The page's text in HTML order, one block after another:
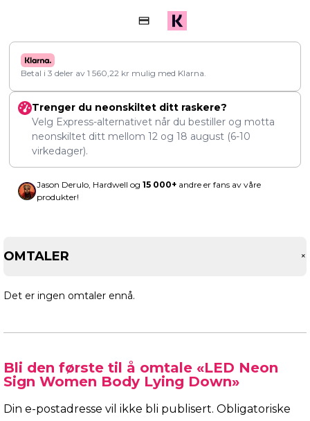
Betal i 3 deler av 1 560,22 kr mulig med Klarna.
Trenger du neonskiltet ditt raskere?
Velg Express-alternativet når du bestiller og motta
neonskiltet ditt mellom 12 og 18 august (6-10
virkedager).
Jason Derulo, Hardwell og 15 000+ andre er fans av våre
produkter!
OMTALER +
Det er ingen omtaler ennå.
Bli den første til å omtale «LED Neon
Sign Women Body Lying Down»
Din e-postadresse vil ikke bli publisert. Obligatoriske